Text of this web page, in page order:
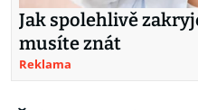
Jak spolehlivě
musíte znát
Reklama